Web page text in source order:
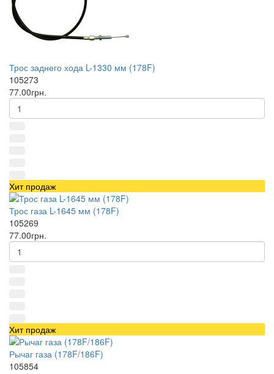
Трос заднего хода L-1330 мм (178F)
105273
77.00грн.
Хит продаж
Трос газа L-1645 мм (178F)
105269
77.00грн.
Хит продаж
Рычаг газа (178F/186F)
105854